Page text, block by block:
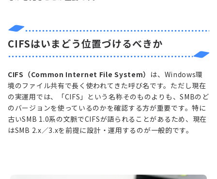
CIFSはいまどう位置づけるべきか
CIFS（Common Internet File System） は、Windows環
境のファイル共有で長く使われてきた呼び名です。ただし現在
の実運用では、「CIFS」という名称そのものよりも、SMBのど
のバージョンを使っているのかを確認する方が重要です。特に
古いSMB 1.0系の文脈でCIFSが語られることがあるため、現在
はSMB 2.x／3.xを前提に設計・運用するのが一般的です。